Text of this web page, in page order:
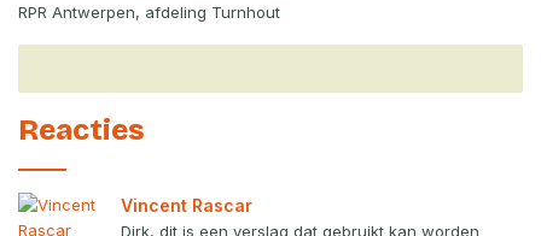
RPR Antwerpen, afdeling Turnhout
Reacties
Vincent Rascar
Dirk, dit is een verslag dat gebruikt kan worden